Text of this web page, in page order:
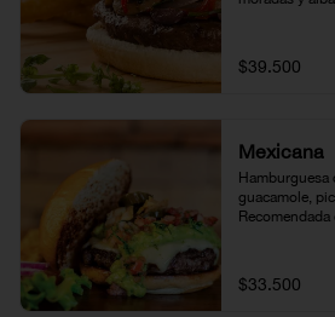
$39.500
Mexicana
Hamburguesa
guacamole,
$33.500